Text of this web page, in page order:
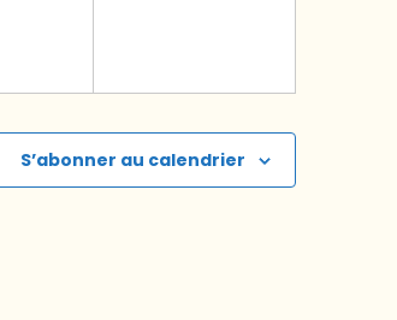
S’abonner au calendrier